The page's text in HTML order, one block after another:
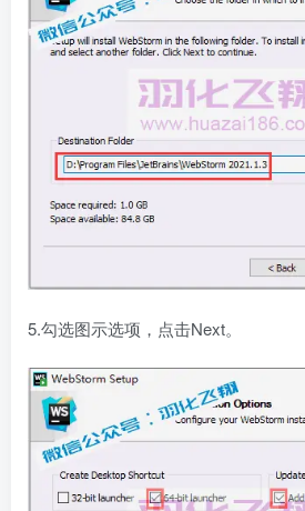
5.勾选图示选项，点击Next。